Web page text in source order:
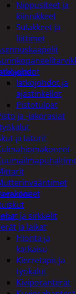
Nippusiteet ja
kiinnikkeet
Sulakkeet ja
liittimet
Jatkojohdot ja
ajastinkellot
Pistotulpat
ja -jakorasiat
ja laturit
ja sirkkelit
ja laikat
Hionta ja
katkaisu
Kierretapit ja
työkalut
Kiviporanterät